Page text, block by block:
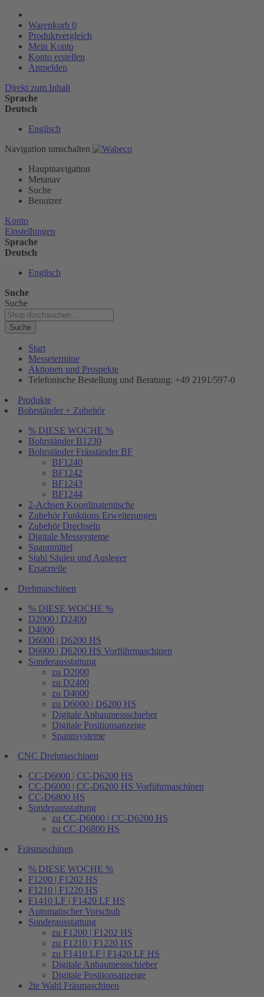
Warenkorb 0
Produktvergleich
Mein Konto
Konto erstellen
Anmelden
Direkt zum Inhalt
Sprache
Deutsch
Englisch
Navigation umschalten
Hauptnavigation
Metanav
Suche
Benutzer
Konto
Einstellungen
Sprache
Deutsch
Englisch
Suche
Suche
Suche
Start
Messetermine
Aktionen und Prospekte
Telefonische Bestellung und Beratung: +49 2191/597-0
Produkte
Bohrständer + Zubehör
% DIESE WOCHE %
Bohrständer B1230
Bohrständer Fräsständer BF
BF1240
BF1242
BF1243
BF1244
2-Achsen Koordinatentische
Zubehör Funktions Erweiterungen
Zubehör Drechseln
Digitale Messsysteme
Spannmittel
Stahl Säulen und Ausleger
Ersatzteile
Drehmaschinen
% DIESE WOCHE %
D2000 | D2400
D4000
D6000 | D6200 HS
D6000 | D6200 HS Vorführmaschinen
Sonderausstattung
zu D2000
zu D2400
zu D4000
zu D6000 | D6200 HS
Digitale Anbaumessschieber
Digitale Positionsanzeige
Spannsysteme
CNC Drehmaschinen
CC-D6000 | CC-D6200 HS
CC-D6000 | CC-D6200 HS Vorführmaschinen
CC-D6800 HS
Sonderausstattung
zu CC-D6000 | CC-D6200 HS
zu CC-D6800 HS
Fräsmaschinen
% DIESE WOCHE %
F1200 | F1202 HS
F1210 | F1220 HS
F1410 LF | F1420 LF HS
Automatischer Vorschub
Sonderausstattung
zu F1200 | F1202 HS
zu F1210 | F1220 HS
zu F1410 LF | F1420 LF HS
Digitale Anbaumessschieber
Digitale Positionsanzeige
2te Wahl Fräsmaschinen